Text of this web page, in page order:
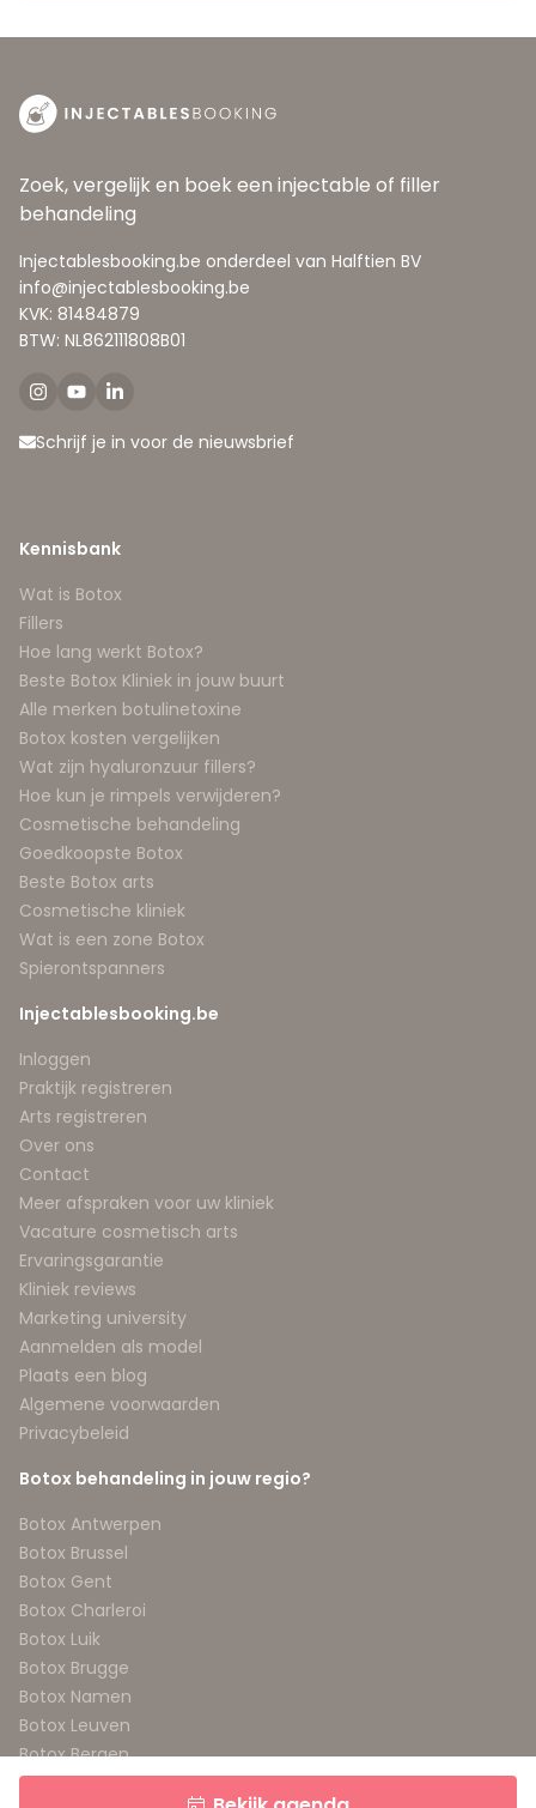
Zoek, vergelijk en boek een injectable of filler
behandeling
Injectablesbooking.be onderdeel van Halftien BV
info@injectablesbooking.be
KVK: 81484879
BTW: NL862111808B01
Schrijf je in voor de nieuwsbrief
Kennisbank
Wat is Botox
Fillers
Hoe lang werkt Botox?
Beste Botox Kliniek in jouw buurt
Alle merken botulinetoxine
Botox kosten vergelijken
Wat zijn hyaluronzuur fillers?
Hoe kun je rimpels verwijderen?
Cosmetische behandeling
Goedkoopste Botox
Beste Botox arts
Cosmetische kliniek
Wat is een zone Botox
Spierontspanners
Injectablesbooking.be
Inloggen
Praktijk registreren
Arts registreren
Over ons
Contact
Meer afspraken voor uw kliniek
Vacature cosmetisch arts
Ervaringsgarantie
Kliniek reviews
Marketing university
Aanmelden als model
Plaats een blog
Algemene voorwaarden
Privacybeleid
Botox behandeling in jouw regio?
Botox Antwerpen
Botox Brussel
Botox Gent
Botox Charleroi
Botox Luik
Botox Brugge
Botox Namen
Botox Leuven
Botox Bergen
Botox Aalst